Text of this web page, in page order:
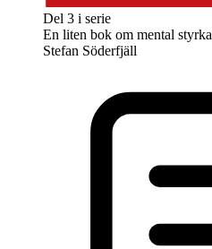
Del 3 i serie
En liten bok om mental styrka
Stefan Söderfjäll